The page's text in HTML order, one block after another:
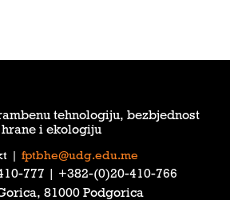
tehnologiju, bezbjednost
hrane i ekologiju
fptbhe@udg.edu.me
777‎ | ‎+382-(0)20-410-766‎
81000 Podgorica